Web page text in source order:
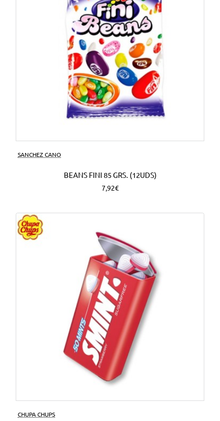
SANCHEZ CANO
BEANS FINI 85 GRS. (12UDS)
7,92€
CHUPA CHUPS